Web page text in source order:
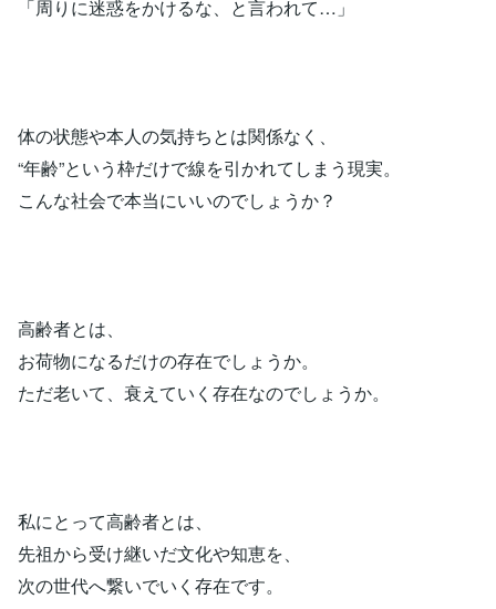
「周りに迷惑をかけるな、と言われて…」
体の状態や本人の気持ちとは関係なく、
“年齢”という枠だけで線を引かれてしまう現実。
こんな社会で本当にいいのでしょうか？
高齢者とは、
お荷物になるだけの存在でしょうか。
ただ老いて、衰えていく存在なのでしょうか。
私にとって高齢者とは、
先祖から受け継いだ文化や知恵を、
次の世代へ繋いでいく存在です。